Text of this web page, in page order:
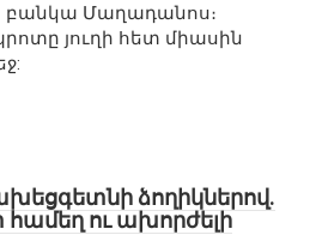
բանկա Մաղադանոս։
յուղի հետ միասին
ձողիկներով.
ու ախորժելի